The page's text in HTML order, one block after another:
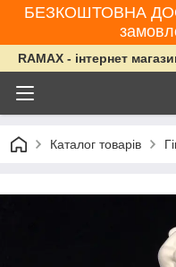
БЕЗКОШТОВНА
RAMAX - інтернет
Каталог товарів